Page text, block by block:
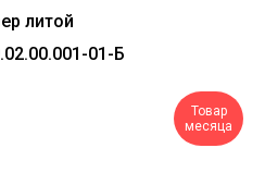
литой
01-Б
Товар
месяца